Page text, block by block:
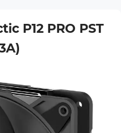
P12 PRO PST